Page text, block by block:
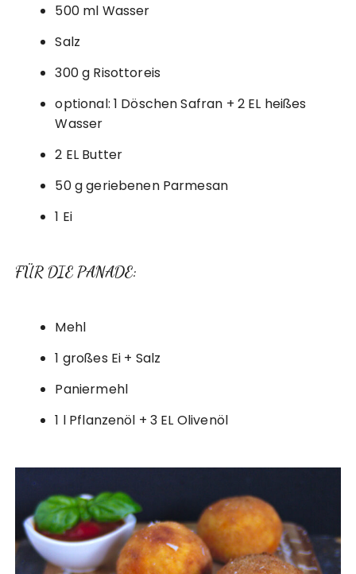
500 ml Wasser
Salz
300 g Risottoreis
optional: 1 Döschen Safran + 2 EL heißes
Wasser
2 EL Butter
50 g geriebenen Parmesan
1 Ei
FÜR DIE PANADE:
Mehl
1 großes Ei + Salz
Paniermehl
1 l Pflanzenöl + 3 EL Olivenöl